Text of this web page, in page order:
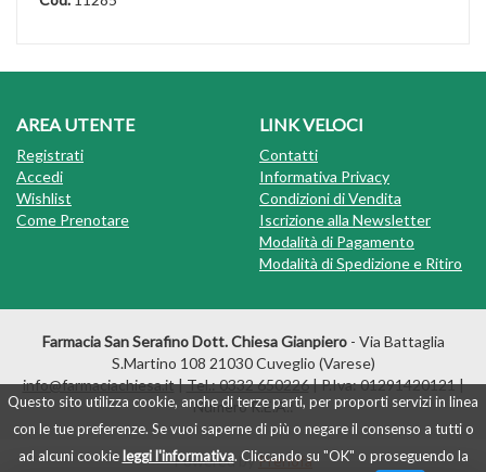
Questo sito utilizza cookie, anche di terze parti, per proporti servizi in linea
con le tue preferenze. Se vuoi saperne di più o negare il consenso a tutti o
ad alcuni cookieleggi l'informativa. Cliccando su "OK" o proseguendo la
AREA UTENTE
Registrati
Accedi
Wishlist
Come Prenotare
LINK VELOCI
Contatti
Informativa Privacy
Condizioni di Vendita
Iscrizione alla Newsletter
Modalità di Pagamento
Modalità di Spedizione e Ritiro
Farmacia San Serafino Dott. Chiesa Gianpiero - Via Battaglia
S.Martino 108 21030 Cuveglio (Varese)
info@farmaciachiesa.it|Tel.: 0332 650226| P.Iva: 01291420121 |
Numero R.E.A.:
Powered byPrenofa